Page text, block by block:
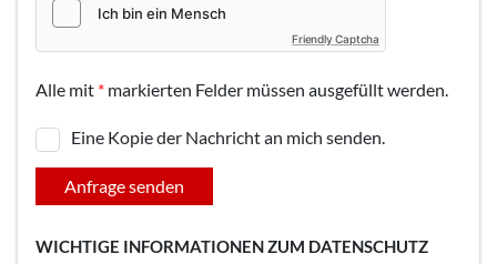
Friendly Captcha
Alle mit * markierten Felder müssen ausgefüllt werden.
Eine Kopie der Nachricht an mich senden.
Anfrage senden
WICHTIGE INFORMATIONEN ZUM DATENSCHUTZ